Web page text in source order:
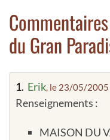
du Gran
1. Erik, le 23/05/2005
Renseignements :
MAISON DU